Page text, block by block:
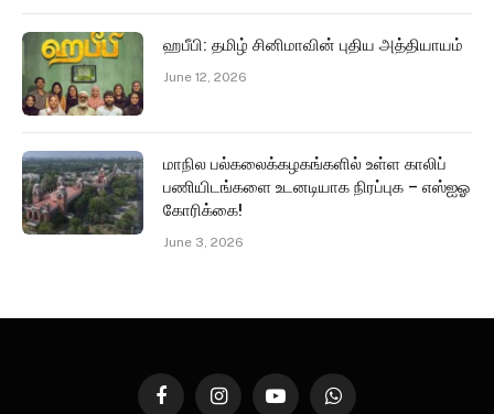
ஹபீபி: தமிழ் சினிமாவின் புதிய அத்தியாயம்
June 12, 2026
மாநில பல்கலைக்கழகங்களில் உள்ள காலிப்
பணியிடங்களை உடனடியாக நிரப்புக – எஸ்ஐஓ
கோரிக்கை!
June 3, 2026
FacebookInstagramYouTubeWhatsApp